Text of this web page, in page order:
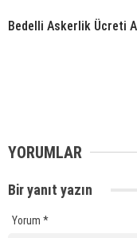
Bedelli Askerlik Ücreti
YORUMLAR
Bir yanıt yazın
Yorum *